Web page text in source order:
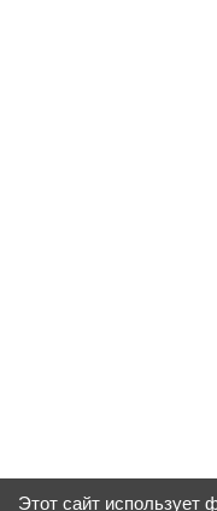
Этот сайт